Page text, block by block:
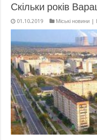
Скільки років
01.10.2019 Міські новини